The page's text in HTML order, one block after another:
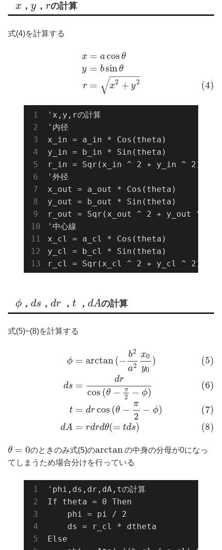
x ，y ， rの計算
式(4)を計算する
x
y
r
=
=
=
acos θ
bsinθ
x2 + y2
− −
−−−−
√ (4)
'x,y,rの計算
'内径
x_in = a_in * Cos(theta)
y_in = b_in * Sin(theta)
r_in = Sqr(x_in ^ 2 + y_in ^ 2)
'外径
x_out = a_out * Cos(theta)
y_out = b_out * Sin(theta)
r_out = Sqr(x_out ^ 2 + y_out ^ 2)
'中心線
x_cl = a_cl * Cos(theta)
y_cl = b_cl * Sin(theta)
r_cl = Sqr(x_cl ^ 2 + y_cl ^ 2)
ϕ ，ds ， dr， t ，dAの計算
式(5)~(8)を計算する
ϕ
ds
t
dA
=
=
=
=
arctan(−
b2
a2
x0
y0
)
dr
cos (θ − π
2 − ϕ)
drcos (θ −
π
2
− ϕ)
rdrdθ(= tds)
(5)
(6)
(7)
(8)
θ = 0のときのみ式(5)のarctanの中身の分母が0になっ
てしまうため場合分けを行っている
'phi,ds,dr,dA,tの計算
If theta = 0 Then
    phi = pi / 2
    ds = r_cl * dtheta
Else